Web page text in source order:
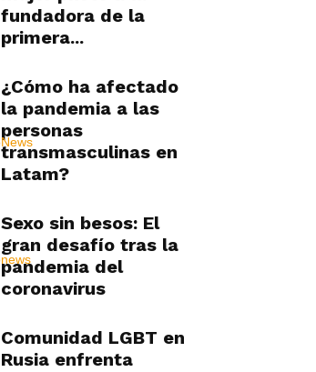
fundadora de la
primera...
¿Cómo ha afectado
la pandemia a las
personas
transmasculinas en
Latam?
Sexo sin besos: El
gran desafío tras la
pandemia del
coronavirus
Comunidad LGBT en
Rusia enfrenta